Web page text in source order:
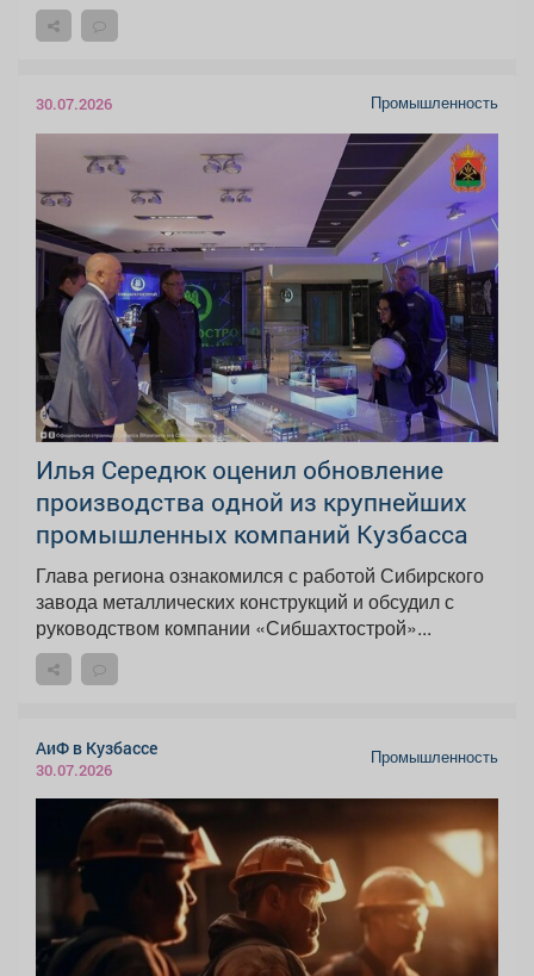
30.07.2026 Промышленность
Илья Середюк оценил обновление
производства одной из крупнейших
промышленных компаний Кузбасса
Глава региона ознакомился с работой Сибирского
завода металлических конструкций и обсудил с
руководством компании «Сибшахтострой»...
АиФ в Кузбассе
30.07.2026
Промышленность